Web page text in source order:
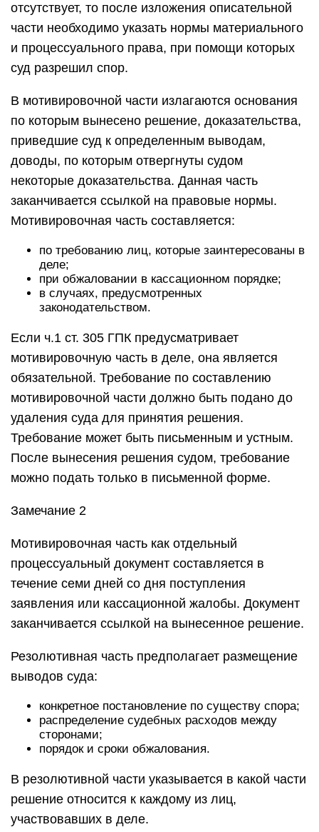
отсутствует, то после изложения описательной
части необходимо указать нормы материального
и процессуального права, при помощи которых
суд разрешил спор.
В мотивировочной части излагаются основания
по которым вынесено решение, доказательства,
приведшие суд к определенным выводам,
доводы, по которым отвергнуты судом
некоторые доказательства. Данная часть
заканчивается ссылкой на правовые нормы.
Мотивировочная часть составляется:
по требованию лиц, которые заинтересованы в
деле;
при обжаловании в кассационном порядке;
в случаях, предусмотренных
законодательством.
Если ч.1 ст. 305 ГПК предусматривает
мотивировочную часть в деле, она является
обязательной. Требование по составлению
мотивировочной части должно быть подано до
удаления суда для принятия решения.
Требование может быть письменным и устным.
После вынесения решения судом, требование
можно подать только в письменной форме.
Замечание 2
Мотивировочная часть как отдельный
процессуальный документ составляется в
течение семи дней со дня поступления
заявления или кассационной жалобы. Документ
заканчивается ссылкой на вынесенное решение.
Резолютивная часть предполагает размещение
выводов суда:
конкретное постановление по существу спора;
распределение судебных расходов между
сторонами;
порядок и сроки обжалования.
В резолютивной части указывается в какой части
решение относится к каждому из лиц,
участвовавших в деле.